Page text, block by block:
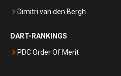
Dimitri van den Bergh
DART-RANKINGS
PDC Order Of Merit